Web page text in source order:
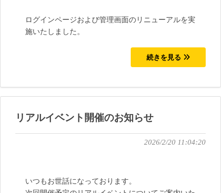
ログインページおよび管理画面のリニューアルを実
施いたしました。
続きを見る
リアルイベント開催のお知らせ
2026/2/20 11:04:20
いつもお世話になっております。